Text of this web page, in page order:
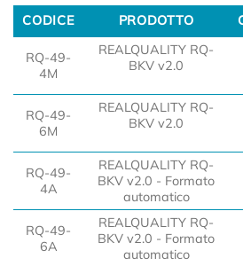
CODICE PRODOTTO
PRODOTTO
RQ-49-
4M
REALQUALITY RQ-
BKV v2.0
RQ-49-
6M
REALQUALITY RQ-
BKV v2.0
RQ-49-
4A
REALQUALITY RQ-
BKV v2.0 - Formato
automatico
RQ-49-
6A
REALQUALITY RQ-
BKV v2.0 - Formato
automatico